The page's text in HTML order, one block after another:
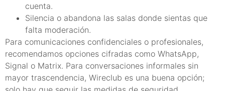
cuenta.
Silencia o abandona las salas donde sientas que
falta moderación.
Para comunicaciones confidenciales o profesionales,
recomendamos opciones cifradas como WhatsApp,
Signal o Matrix. Para conversaciones informales sin
mayor trascendencia, Wireclub es una buena opción;